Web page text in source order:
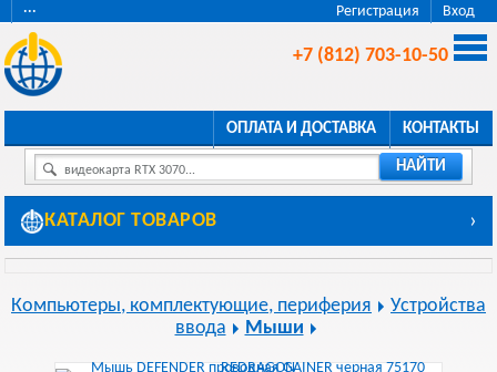
Регистрация Вход
···
+7 (812) 703-10-50
ОПЛАТА И ДОСТАВКА КОНТАКТЫ
видеокарта RTX 3070... НАЙТИ
КАТАЛОГ ТОВАРОВ ›
Компьютеры, комплектующие, периферия
Устройства
ввода
Мыши